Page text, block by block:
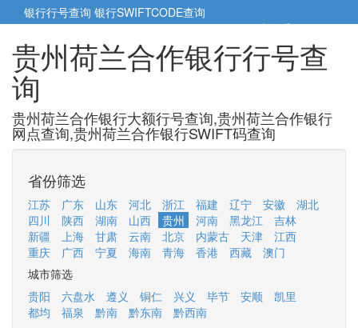
银行行号查询 银行SWIFTCODE查询
5cm小帮手5cm.cn
贵州荷兰合作银行行号查
询
贵州荷兰合作银行大额行号查询,贵州荷兰合作银行
网点查询,贵州荷兰合作银行SWIFT码查询
省份筛选
江苏 广东 山东 河北 浙江 福建 辽宁 安徽
湖北
四川
陕西 湖南 山西 贵州 河南 黑龙江
吉林
新疆
上海 甘肃 云南 北京 内蒙古 天津
江西
重庆
广西 宁夏 海南 青海 香港 西藏
澳门
城市筛选
贵阳
六盘水 遵义 铜仁 兴义 毕节 安顺
凯里
都均
福泉 黔南 黔东南 黔西南